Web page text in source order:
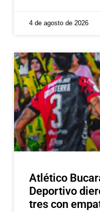
4 de agosto de 2026
Atlético
Deportivo
tres con